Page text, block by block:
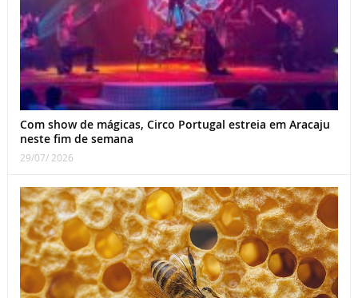
Com show de mágicas, Circo Portugal estreia em Aracaju
neste fim de semana
29/07/ 2026